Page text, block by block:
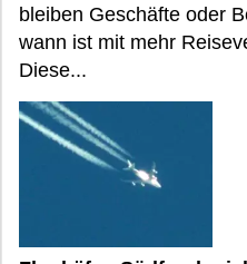
bleiben Geschäfte oder
wann ist mit mehr
Diese...